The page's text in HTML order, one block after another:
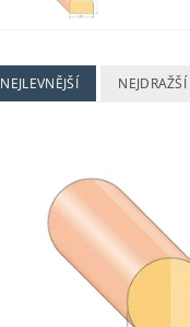
NEJLEVNĚJŠÍ NEJDRAŽŠÍ